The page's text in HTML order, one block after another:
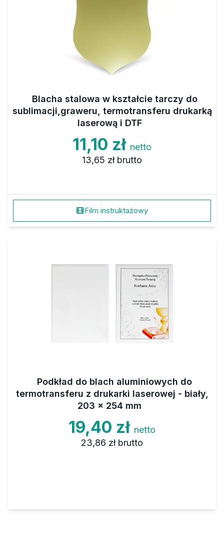
Blacha stalowa w kształcie tarczy do
sublimacji,graweru, termotransferu drukarką
laserową i DTF
11,10 zł netto
13,65 zł brutto
Film instruktażowy
Podkład do blach aluminiowych do
termotransferu z drukarki laserowej - biały,
203 x 254 mm
19,40 zł netto
23,86 zł brutto